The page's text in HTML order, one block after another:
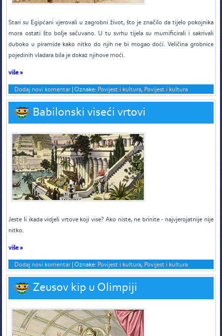
Stari su Egipćani vjerovali u zagrobni život, što je značilo da tijelo pokojnika
mora ostati što bolje sačuvano. U tu svrhu tijela su mumificirali i sakrivali
duboko u piramide kako nitko do njih ne bi mogao doći. Veličina grobnice
pojedinih vladara bila je dokaz njihove moći.
više »
Dodaj novi komentar|Oznake: Povijest i kultura, Povijest i kultura
Babilonski viseći vrtovi
Jeste li ikada vidjeli vrtove koji vise? Ako niste, ne brinite - najvjerojatnije nije
nitko.
više »
Dodaj novi komentar|Oznake: Povijest i kultura, Povijest i kultura
Zeusov kip u Olimpiji